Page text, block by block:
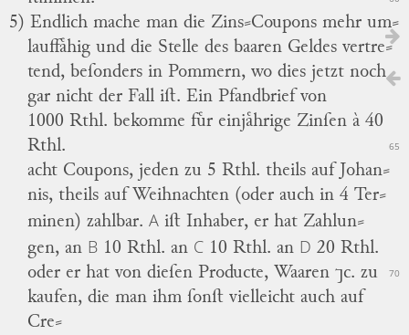
5) Endlich mache man die Zins⸗Coupons mehr um⸗
lauffaͤhig und die Stelle des baaren Geldes vertre⸗
tend, beſonders in Pommern, wo dies jetzt noch
gar nicht der Fall iſt. Ein Pfandbrief von
1000 Rthl. bekomme fuͤr einjaͤhrige Zinſen à 40
Rthl.
65
acht Coupons, jeden zu 5 Rthl. theils auf Johan⸗
nis, theils auf Weihnachten (oder auch in 4 Ter⸗
minen) zahlbar. A iſt Inhaber, er hat Zahlun⸗
gen, an B 10 Rthl. an C 10 Rthl. an D 20 Rthl.
oder er hat von dieſen Producte, Waaren ⁊c. zu
70
kaufen, die man ihm ſonſt vielleicht auch auf
Cre⸗